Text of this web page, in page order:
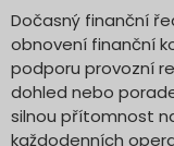
Dočasný finanční
obnovení finanční
podporu provozní
dohled nebo
silnou přítomnost
každodenních